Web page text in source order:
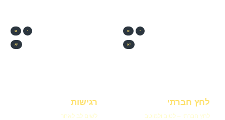
י ט
יא
לחץ חברתי
לחץ חברתי – לטוב ולמוטב
י ט
יא
רגישות
לשים לב לאחר